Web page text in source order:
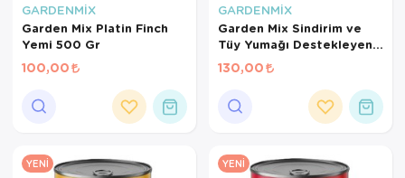
GARDENMİX
Garden Mix Platin Finch
Yemi 500 Gr
100,00
GARDENMİX
Garden Mix Sindirim ve
Tüy Yumağı Destekleyen
Kedi Çimi
130,00
YENI YENI